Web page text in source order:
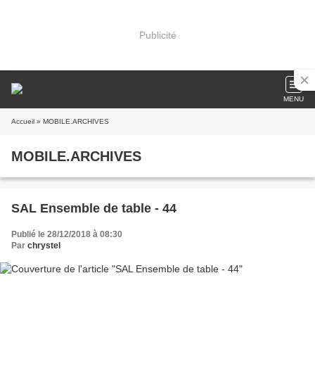
Publicité
MENU
Accueil » MOBILE.ARCHIVES
MOBILE.ARCHIVES
SAL Ensemble de table - 44
Publié le 28/12/2018 à 08:30
Par chrystel